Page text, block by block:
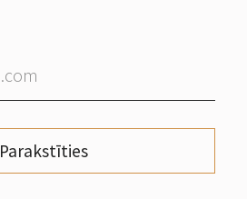
Parakstīties